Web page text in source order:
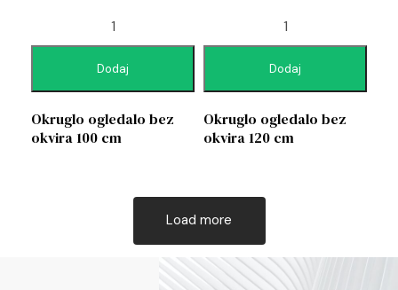
Dodaj
Okruglo ogledalo bez
okvira 100 cm
Dodaj
Okruglo ogledalo bez
okvira 120 cm
Load more